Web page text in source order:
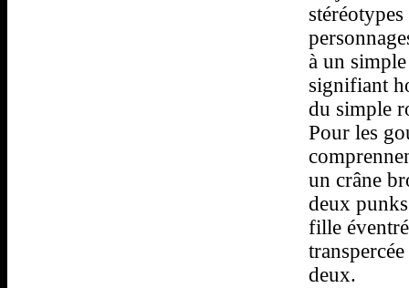
à un
signifiant
du simple
Pour les
un crâne
deux
fille
deux.